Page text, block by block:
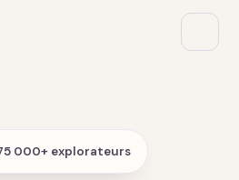
000+ explorateurs